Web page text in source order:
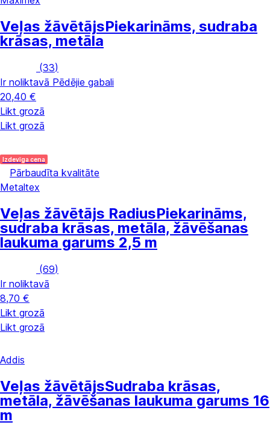
Veļas žāvētājsPiekarināms, sudraba
krāsas, metāla
(33)
Ir noliktavā Pēdējie gabali
20,40 €
Likt grozā
Likt grozā
Izdevīga cena
Pārbaudīta kvalitāte
Metaltex
Veļas žāvētājs RadiusPiekarināms,
sudraba krāsas, metāla, žāvēšanas
laukuma garums 2,5 m
(69)
Ir noliktavā
8,70 €
Likt grozā
Likt grozā
Addis
Veļas žāvētājsSudraba krāsas,
metāla, žāvēšanas laukuma garums 16
m